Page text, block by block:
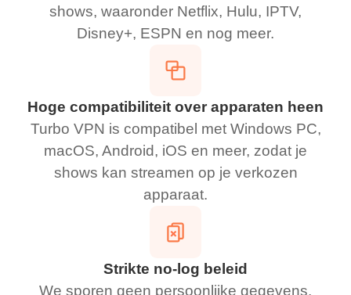
shows, waaronder Netflix, Hulu, IPTV,
Disney+, ESPN en nog meer.
Hoge compatibiliteit over apparaten heen
Turbo VPN is compatibel met Windows PC,
macOS, Android, iOS en meer, zodat je
shows kan streamen op je verkozen
apparaat.
Strikte no-log beleid
We sporen geen persoonlijke gegevens,